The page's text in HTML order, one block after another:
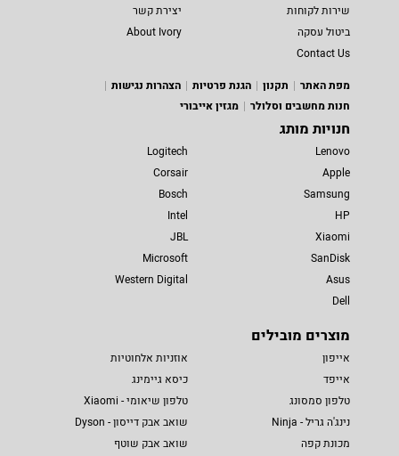
שירות לקוחות
יצירת קשר
ביטול עסקה
About Ivory
Contact Us
מפת האתר
תקנון הגנת פרטיות
הצהרות נגישות
חנות מחשבים וסלולר
מגזין אייבורי
חנויות מותג
Lenovo
Apple
Samsung
HP
Xiaomi
SanDisk
Asus
Dell
Logitech
Corsair
Bosch
Intel
JBL
Microsoft
Western Digital
מוצרים מובילים
אייפון
אייפד
טלפון סמסונג
נינג'ה גריל - Ninja
מכונת קפה
אוזניות אלחוטיות
כיסא גיימינג
טלפון שיאומי - Xiaomi
שואב אבק דייסון - Dyson
שואב אבק שוטף